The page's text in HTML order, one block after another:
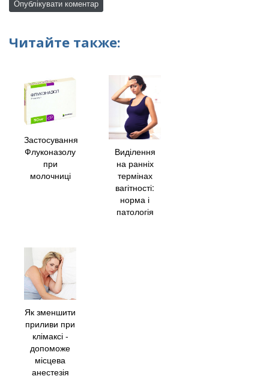
Читайте также:
Застосування
Флуконазолу
при
молочниці
Виділення
на ранніх
термінах
вагітності:
норма і
патологія
Як зменшити
приливи при
клімаксі -
допоможе
місцева
анестезія